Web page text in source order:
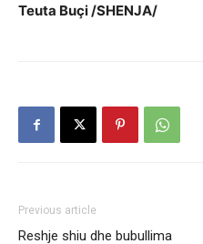
Teuta Buçi /SHENJA/
Previous article
Reshje shiu dhe bubullima